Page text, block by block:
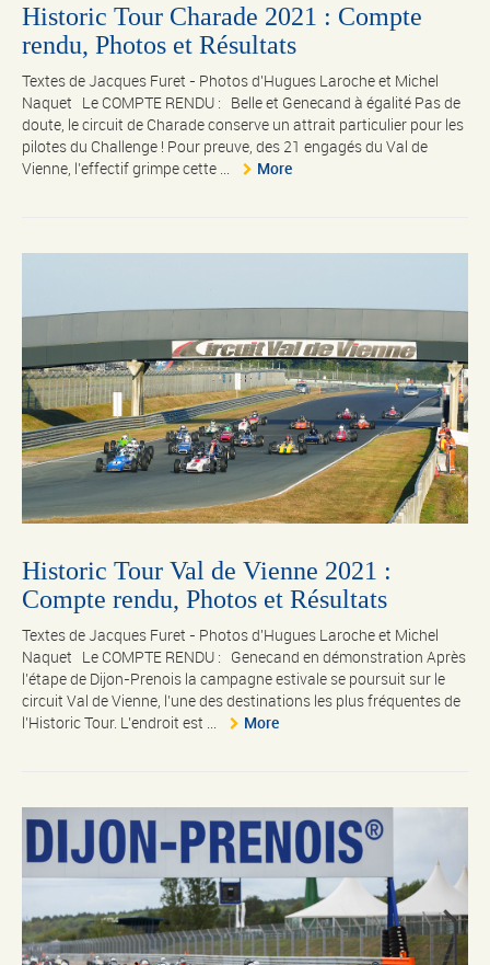
Historic Tour Charade 2021 : Compte
rendu, Photos et Résultats
Textes de Jacques Furet - Photos d'Hugues Laroche et Michel
Naquet Le COMPTE RENDU : Belle et Genecand à égalité Pas de
doute, le circuit de Charade conserve un attrait particulier pour les
pilotes du Challenge ! Pour preuve, des 21 engagés du Val de
Vienne, l’effectif grimpe cette ...
More
Historic Tour Val de Vienne 2021 :
Compte rendu, Photos et Résultats
Textes de Jacques Furet - Photos d'Hugues Laroche et Michel
Naquet Le COMPTE RENDU : Genecand en démonstration Après
l’étape de Dijon-Prenois la campagne estivale se poursuit sur le
circuit Val de Vienne, l’une des destinations les plus fréquentes de
l’Historic Tour. L’endroit est ...
More